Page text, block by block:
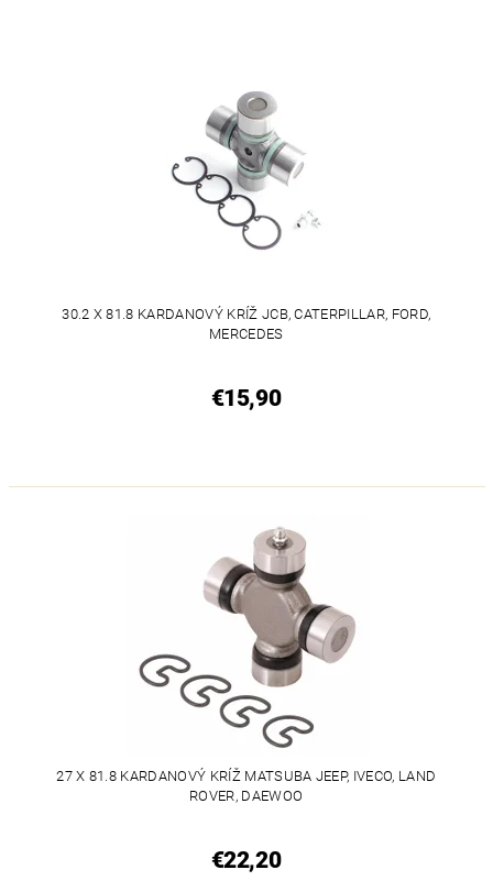
30.2 X 81.8 KARDANOVÝ KRÍŽ JCB, CATERPILLAR, FORD,
MERCEDES
€15,90
27 X 81.8 KARDANOVÝ KRÍŽ MATSUBA JEEP, IVECO, LAND
ROVER, DAEWOO
€22,20